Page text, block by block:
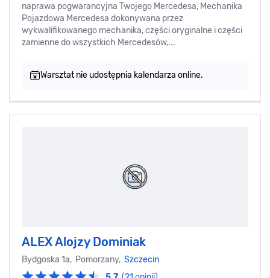
naprawa pogwarancyjna Twojego Mercedesa, Mechanika
Pojazdowa Mercedesa dokonywana przez
wykwalifikowanego mechanika, części oryginalne i części
zamienne do wszystkich Mercedesów,...
Warsztat nie udostępnia kalendarza online.
ALEX Alojzy Dominiak
Bydgoska 1a, Pomorzany, Szczecin